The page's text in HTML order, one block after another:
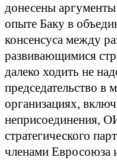
донесены
опыте Баку в
консенсуса между
развивающимися
далеко ходить не
председательство
организациях,
неприсоединения,
стратегического
членами Евросоюза